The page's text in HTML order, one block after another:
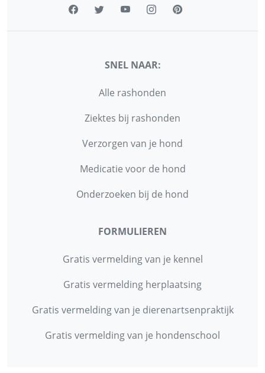
SNEL NAAR:
Alle rashonden
Ziektes bij rashonden
Verzorgen van je hond
Medicatie voor de hond
Onderzoeken bij de hond
FORMULIEREN
Gratis vermelding van je kennel
Gratis vermelding herplaatsing
Gratis vermelding van je dierenartsenpraktijk
Gratis vermelding van je hondenschool